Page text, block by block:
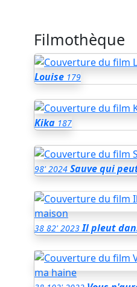
Filmothèque
Louise 179
Kika 187
98' 2024 Sauve qui
38 82' 2023 Il pleut